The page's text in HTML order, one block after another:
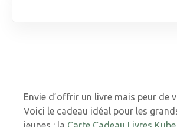
Envie d’offrir un livre mais peur de
Voici le cadeau idéal pour les